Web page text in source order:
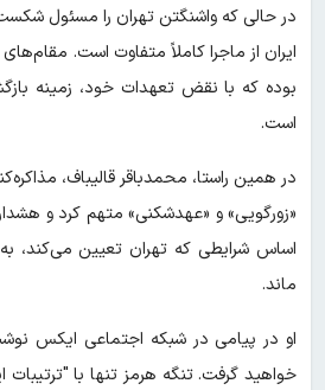
در حالی که واشنگتن تهران را مسئول
ایران از ماجرا کاملاً متفاوت است. مقام‌های
بوده که با نقض تعهدات خود، زمینه
است.
در همین راستا، محمدباقر قالیباف،
«زورگویی» و «عهدشکنی» متهم کرد و
اساس شرایطی که تهران تعیین می‌کند،
ماند.
او در پیامی در شبکه اجتماعی ایکس
خواهید گرفت. تنگه هرمز تنها با "ترتیبات